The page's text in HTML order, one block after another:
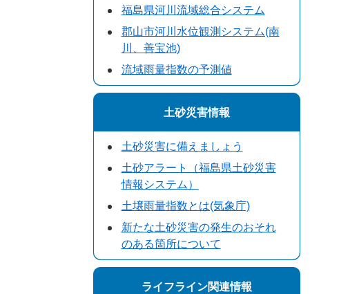
福島県河川流域総合システム
郡山市河川水位観測システム(南
川、善宝池)
流域雨量指数の予測値
土砂災害情報
土砂災害に備えましょう
土砂アラート（福島県土砂災害
情報システム）
土壌雨量指数とは(気象庁)
新たな土砂災害の発生のおそれ
のある箇所について
ライフライン関連情報